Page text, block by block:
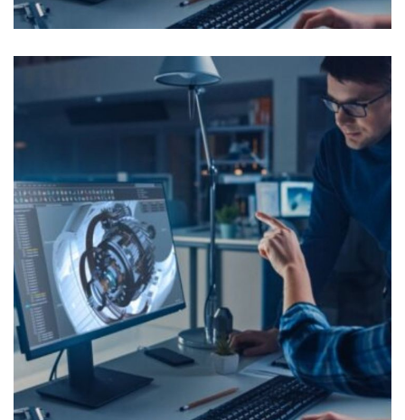
Ingénieur Conception Mécanique
OFFRES D'EMPLOI